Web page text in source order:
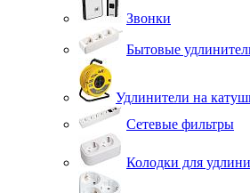
Звонки
Бытовые
Удлинители на
Сетевые фильтры
Колодки для